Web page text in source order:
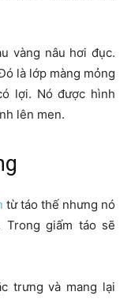
vàng nâu hơi đục.
là lớp màng mỏng
lợi. Nó được hình
lên men.
từ táo thế nhưng nó
Trong giấm táo sẽ
trưng và mang lại